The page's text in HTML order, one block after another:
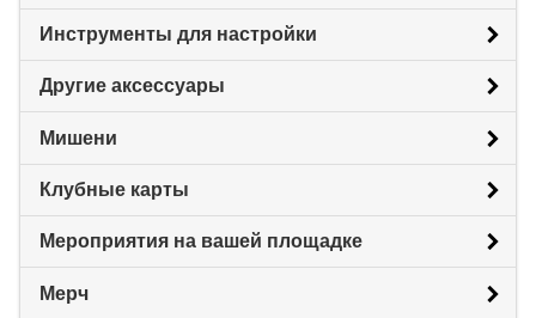
Инструменты для настройки
Другие аксессуары
Мишени
Клубные карты
Мероприятия на вашей площадке
Мерч